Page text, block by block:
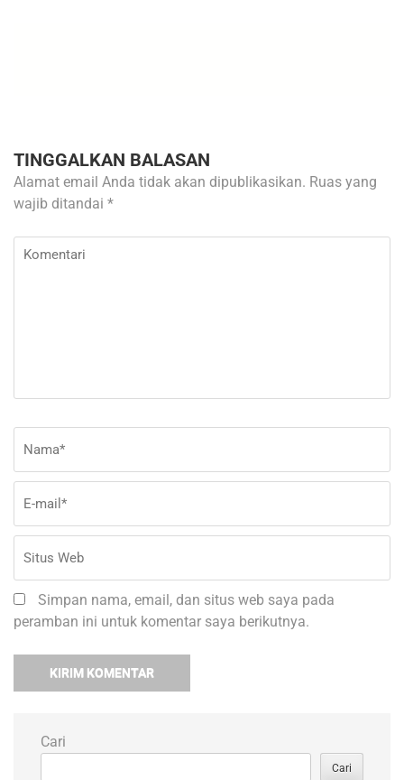
TINGGALKAN BALASAN
Alamat email Anda tidak akan dipublikasikan. Ruas yang
wajib ditandai *
Komentari
Simpan nama, email, dan situs web saya pada
peramban ini untuk komentar saya berikutnya.
Cari
Cari